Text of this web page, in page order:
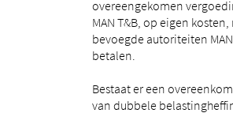
overeengekomen
MAN T&B, op eigen
bevoegde autoriteiten
betalen.
Bestaat er een
van dubbele